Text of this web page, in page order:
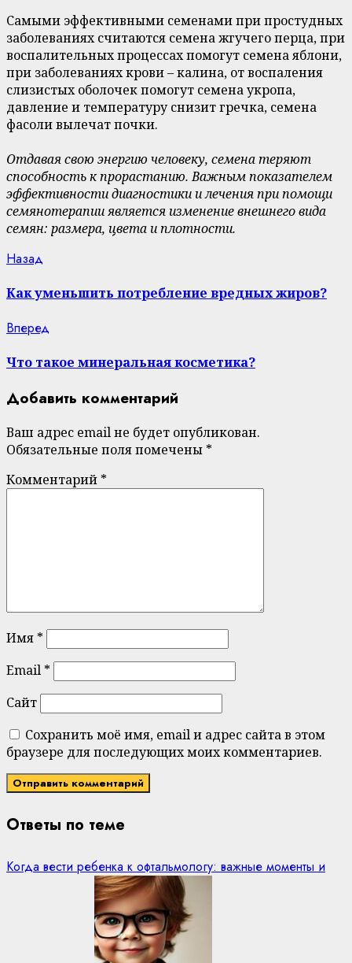
Самыми эффективными семенами при простудных
заболеваниях считаются семена жгучего перца, при
воспалительных процессах помогут семена яблони,
при заболеваниях крови – калина, от воспаления
слизистых оболочек помогут семена укропа,
давление и температуру снизит гречка, семена
фасоли вылечат почки.
Отдавая свою энергию человеку, семена теряют
способность к прорастанию. Важным показателем
эффективности диагностики и лечения при помощи
семянотерапии является изменение внешнего вида
семян: размера, цвета и плотности.
Continue
Reading
Назад
Как уменьшить потребление вредных жиров?
Вперед
Что такое минеральная косметика?
Добавить комментарий
Ваш адрес email не будет опубликован.
Обязательные поля помечены *
Комментарий *
Имя *
Email *
Сайт
Сохранить моё имя, email и адрес сайта в этом
браузере для последующих моих комментариев.
Ответы по теме
Когда вести ребенка к офтальмологу: важные моменты и